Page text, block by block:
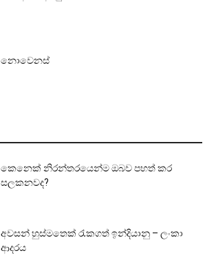
නොවෙනස්
කෙනෙක් නිරන්තරයෙන්ම ඔබව පහත් කර
සලකනවද?
අවසන් හුස්මතෙක් රැකගත් ඉන්දියානු – ලංකා
ආදරය